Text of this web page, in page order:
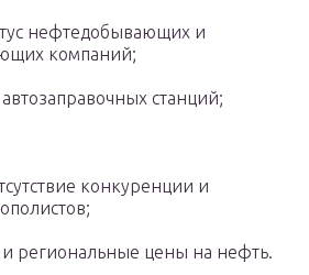
нефтедобывающих и
компаний;
станций;
конкуренции и
региональные цены на нефть.